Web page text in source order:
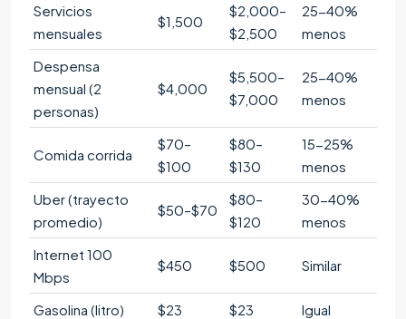
Servicios
mensuales
$1,500
$2,000–
$2,500
25-40%
menos
Despensa
mensual (2
personas)
$4,000
$5,500–
$7,000
25-40%
menos
Comida corrida
$70–
$100
$80–
$130
15-25%
menos
Uber (trayecto
promedio)
$50–$70
$80–
$120
30-40%
menos
Internet 100
Mbps
$450 $500 Similar
Gasolina (litro) $23 $23 Igual